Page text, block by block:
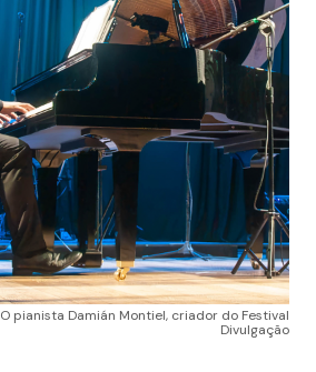
O pianista Damián Montiel, criador do Festival
Divulgação